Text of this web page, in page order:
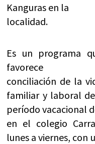
Kanguras en la
localidad.
Es un programa
favorece
conciliación de la
familiar y laboral
período vacacional
en el colegio
lunes a viernes,